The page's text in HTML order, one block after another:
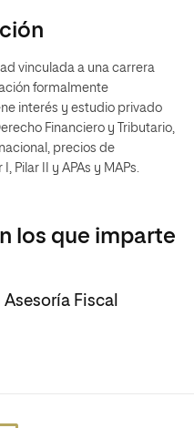
vinculada a una carrera
formalmente
interés y estudio privado
Financiero y Tributario,
precios de
Pilar II y APAs y MAPs.
los que imparte
Fiscal